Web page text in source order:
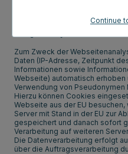
Zum Zweck der
Daten (IP-Adresse, Zeitpunkt
Informationen sowie
Webseite) automatisch
Verwendung von
Hierzu können Cookies
Webseite aus der EU
Server mit Stand in der EU zur
gespeichert und danach sofort
Verarbeitung auf weiteren
Die Datenverarbeitung erfolgt
über die Auftragsverarbeitung
Continue